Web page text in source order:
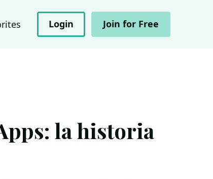
Login Join for Free
la historia